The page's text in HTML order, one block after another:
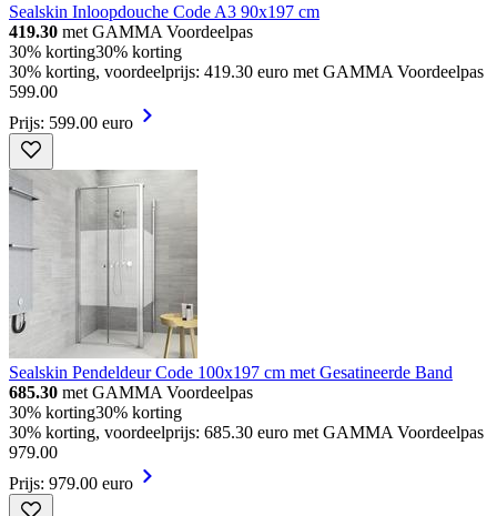
Sealskin Inloopdouche Code A3 90x197 cm
419.30 met GAMMA Voordeelpas
30% korting30% korting
30% korting, voordeelprijs: 419.30 euro met GAMMA Voordeelpas
599.00
Prijs: 599.00 euro
Sealskin Pendeldeur Code 100x197 cm met Gesatineerde Band
685.30 met GAMMA Voordeelpas
30% korting30% korting
30% korting, voordeelprijs: 685.30 euro met GAMMA Voordeelpas
979.00
Prijs: 979.00 euro